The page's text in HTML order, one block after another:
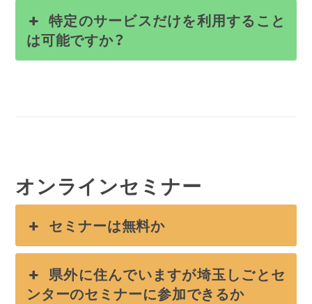
特定のサービスだけを利用すること
は可能ですか？
オンラインセミナー
セミナーは無料か
県外に住んでいますが埼玉しごとセ
ンターのセミナーに参加できるか